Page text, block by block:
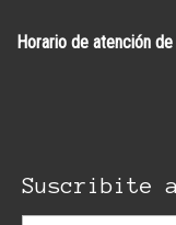
Horario de atención
Suscribite